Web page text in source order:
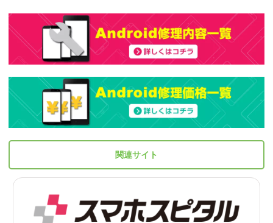
関連サイト